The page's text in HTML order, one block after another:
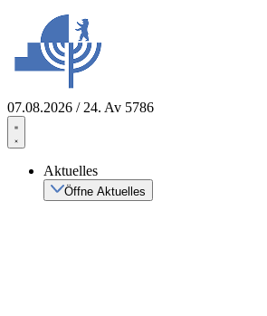
springen
07.08.2026 / 24. Av 5786
Aktuelles
Öffne Aktuelles